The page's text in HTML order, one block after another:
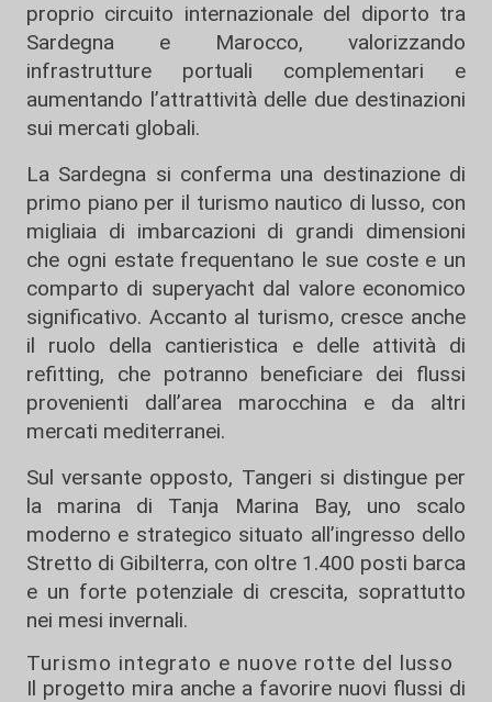
proprio circuito internazionale del diporto tra
Sardegna e Marocco, valorizzando
infrastrutture portuali complementari e
aumentando l’attrattività delle due destinazioni
sui mercati globali.
La Sardegna si conferma una destinazione di
primo piano per il turismo nautico di lusso, con
migliaia di imbarcazioni di grandi dimensioni
che ogni estate frequentano le sue coste e un
comparto di superyacht dal valore economico
significativo. Accanto al turismo, cresce anche
il ruolo della cantieristica e delle attività di
refitting, che potranno beneficiare dei flussi
provenienti dall’area marocchina e da altri
mercati mediterranei.
Sul versante opposto, Tangeri si distingue per
la marina di Tanja Marina Bay, uno scalo
moderno e strategico situato all’ingresso dello
Stretto di Gibilterra, con oltre 1.400 posti barca
e un forte potenziale di crescita, soprattutto
nei mesi invernali.
Turismo integrato e nuove rotte del lusso
Il progetto mira anche a favorire nuovi flussi di